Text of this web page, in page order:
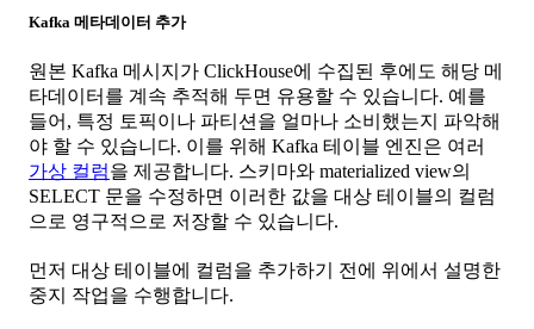
Kafka 메타데이터 추가
원본 Kafka 메시지가 ClickHouse에 수집된 후에도 해당 메
타데이터를 계속 추적해 두면 유용할 수 있습니다. 예를
들어, 특정 토픽이나 파티션을 얼마나 소비했는지 파악해
야 할 수 있습니다. 이를 위해 Kafka 테이블 엔진은 여러
가상 컬럼을 제공합니다. 스키마와 materialized view의
SELECT 문을 수정하면 이러한 값을 대상 테이블의 컬럼
으로 영구적으로 저장할 수 있습니다.
먼저 대상 테이블에 컬럼을 추가하기 전에 위에서 설명한
중지 작업을 수행합니다.